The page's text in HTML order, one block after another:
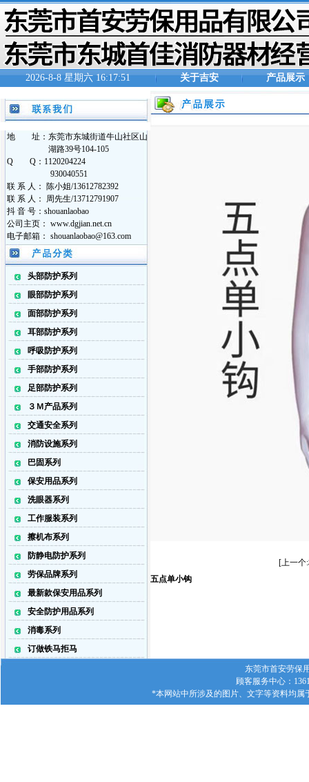
2026-8-8 星期六 16:17:51 关于吉安 产品展示
地 址：东莞市东城街道牛山社区山
湖路39号104-105
Q Q：1120204224
930040551
联 系 人： 陈小姐/13612782392
联 系 人： 周先生/13712791907
抖 音 号：shouanlaobao
公司主页： www.dgjian.net.cn
电子邮箱： shouanlaobao@163.com
头部防护系列
眼部防护系列
面部防护系列
耳部防护系列
呼吸防护系列
手部防护系列
足部防护系列
３Ｍ产品系列
交通安全系列
消防设施系列
巴固系列
保安用品系列
洗眼器系列
工作服装系列
擦机布系列
防静电防护系列
劳保品牌系列
最新款保安用品系列
安全防护用品系列
消毒系列
订做铁马拒马
[上一个
五点单小钩
东莞市首安劳保
顾客服务中心：
*本网站中所涉及的图片、文字等资料均